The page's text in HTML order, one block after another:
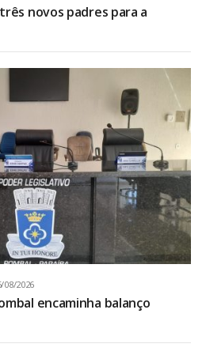
novos padres para a
08/2026
encaminha balanço